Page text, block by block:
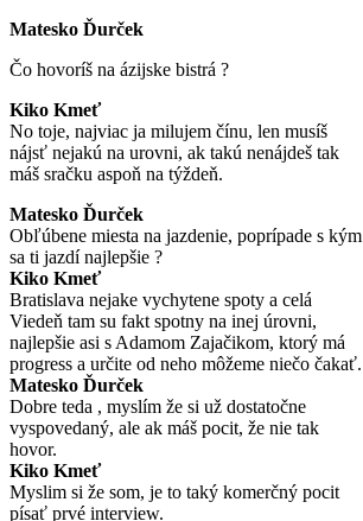
Matesko Ďurček
Čo hovoríš na ázijske bistrá ?
Kiko Kmeť
No toje, najviac ja milujem čínu, len musíš
nájsť nejakú na urovni, ak takú nenájdeš tak
máš sračku aspoň na týždeň.
Matesko Ďurček
Obľúbene miesta na jazdenie, poprípade s kým
sa ti jazdí najlepšie ?
Kiko Kmeť
Bratislava nejake vychytene spoty a celá
Viedeň tam su fakt spotny na inej úrovni,
najlepšie asi s Adamom Zajačikom, ktorý má
progress a určite od neho môžeme niečo čakať.
Matesko Ďurček
Dobre teda , myslím že si už dostatočne
vyspovedaný, ale ak máš pocit, že nie tak
hovor.
Kiko Kmeť
Myslim si že som, je to taký komerčný pocit
písať prvé interview.